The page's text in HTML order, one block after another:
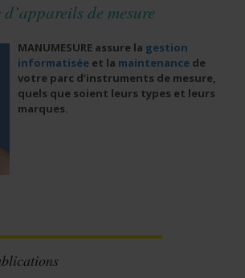
de mesure
MANUMESURE assure la gestion
informatisée et la maintenance de
votre parc d’instruments de mesure,
quels que soient leurs types et leurs
marques.